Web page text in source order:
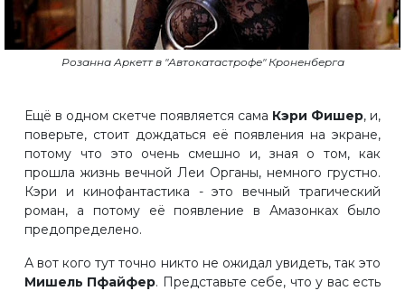
Розанна Аркетт в "Автокатастрофе" Кроненберга
Ещё в одном скетче появляется сама Кэри Фишер, и,
поверьте, стоит дождаться её появления на экране,
потому что это очень смешно и, зная о том, как
прошла жизнь вечной Леи Органы, немного грустно.
Кэри и кинофантастика - это вечный трагический
роман, а потому её появление в Амазонках было
предопределено.
А вот кого тут точно никто не ожидал увидеть, так это
Мишель Пфайфер. Представьте себе, что у вас есть